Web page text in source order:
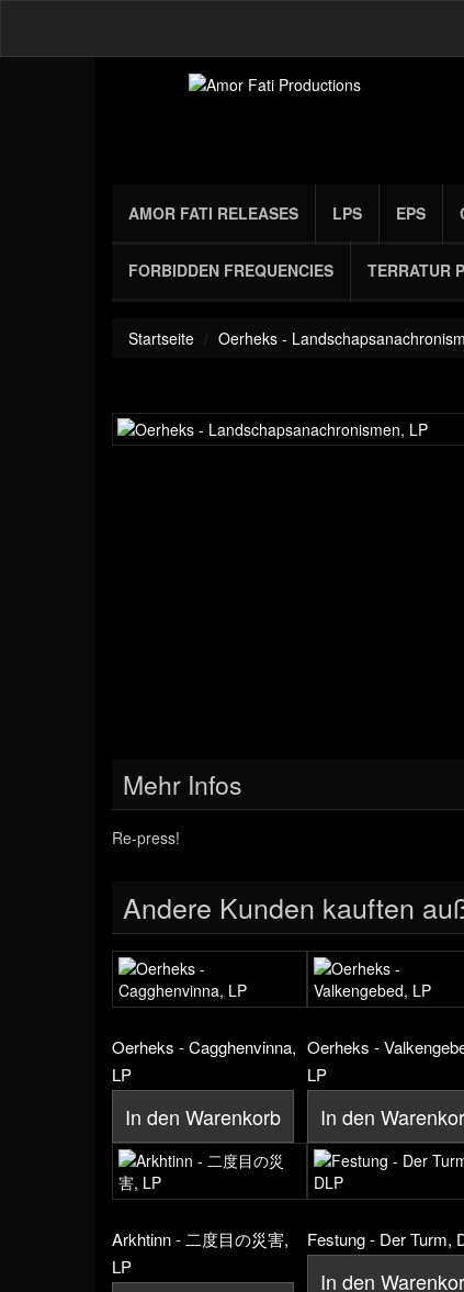
AMOR FATI RELEASES LPS EPS
FORBIDDEN FREQUENCIES TERRATUR
Startseite Oerheks -
Mehr Infos
Re-press!
Andere Kunden kauften
Oerheks - Cagghenvinna,
LP
In den Warenkorb
Oerheks -
LP
In den
Arkhtinn - 二度目の災害,
LP
Festung - Der Turm,
In den